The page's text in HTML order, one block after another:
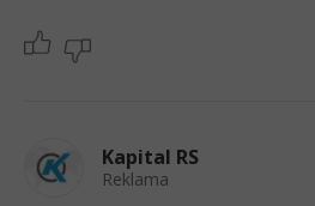
Kapital RS
Reklama